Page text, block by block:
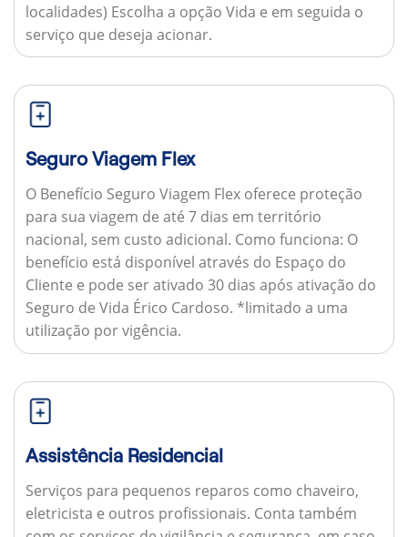
localidades) Escolha a opção Vida e em seguida o
serviço que deseja acionar.
Seguro Viagem Flex
O Benefício Seguro Viagem Flex oferece proteção
para sua viagem de até 7 dias em território
nacional, sem custo adicional. Como funciona: O
benefício está disponível através do Espaço do
Cliente e pode ser ativado 30 dias após ativação do
Seguro de Vida Érico Cardoso. *limitado a uma
utilização por vigência.
Assistência Residencial
Serviços para pequenos reparos como chaveiro,
eletricista e outros profissionais. Conta também